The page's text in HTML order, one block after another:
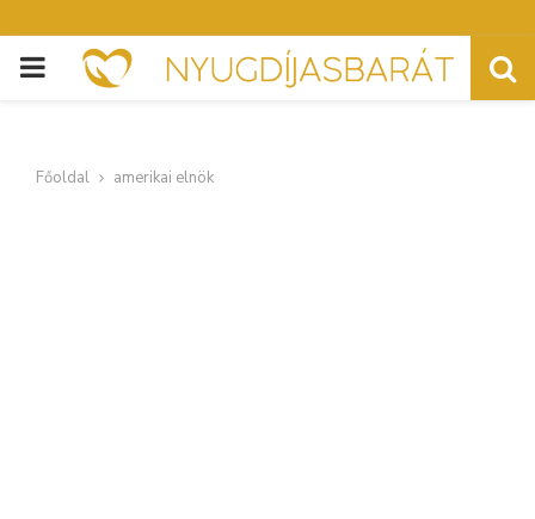
PRIMARY
Főoldal amerikai elnök